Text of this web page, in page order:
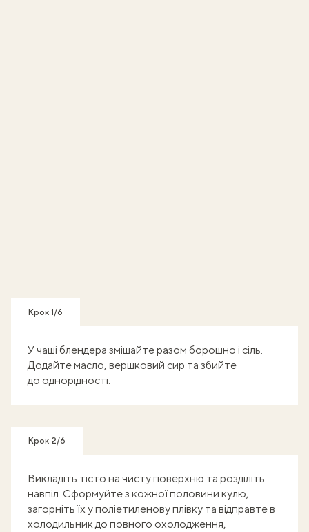
Крок 1/6
У чаші блендера змішайте разом борошно і сіль.
Додайте масло, вершковий сир та збийте
до однорідності.
Крок 2/6
Викладіть тісто на чисту поверхню та розділіть
навпіл. Сформуйте з кожної половини кулю,
загорніть їх у поліетиленову плівку та відправте в
холодильник до повного охолодження,